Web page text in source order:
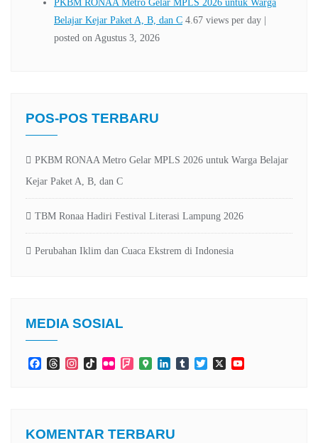
POS-POS TERBARU
PKBM RONAA Metro Gelar MPLS 2026 untuk Warga Belajar
Kejar Paket A, B, dan C
TBM Ronaa Hadiri Festival Literasi Lampung 2026
Perubahan Iklim dan Cuaca Ekstrem di Indonesia
MEDIA SOSIAL
FacebookThreadsInstagramTikTokFlickr Foursquare
GoogleLinkedInTumblrTwitter
X
KOMENTAR TERBARU